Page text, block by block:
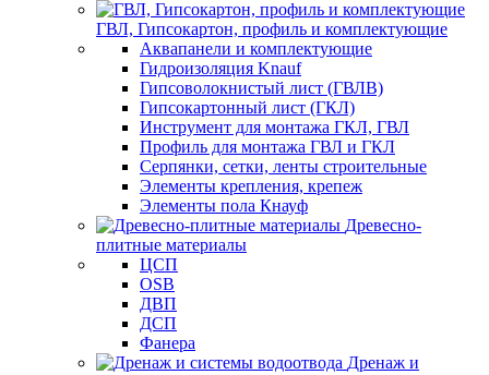
ГВЛ, Гипсокартон, профиль и комплектующие
Аквапанели и комплектующие
Гидроизоляция Knauf
Гипсоволокнистый лист (ГВЛВ)
Гипсокартонный лист (ГКЛ)
Инструмент для монтажа ГКЛ, ГВЛ
Профиль для монтажа ГВЛ и ГКЛ
Серпянки, сетки, ленты строительные
Элементы крепления, крепеж
Элементы пола Кнауф
Древесно-
плитные материалы
ЦСП
OSB
ДВП
ДСП
Фанера
Дренаж и